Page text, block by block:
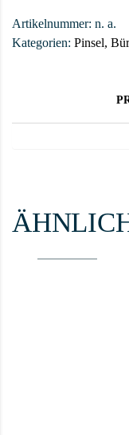
Artikelnummer: n. a.
Kategorien: Pinsel,